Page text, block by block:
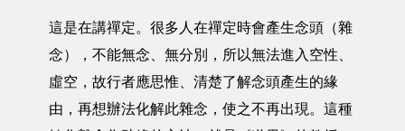
這是在講禪定。很多人在禪定時會產生念頭（雜
念），不能無念、無分別，所以無法進入空性、
虛空，故行者應思惟、清楚了解念頭產生的緣
由，再想辦法化解此雜念，使之不再出現。這種